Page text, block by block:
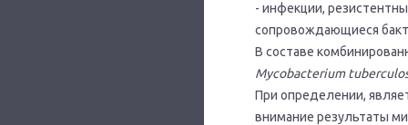
- инфекции,
сопровождающиеся
В составе
Mycobacterium
При определении,
внимание результаты